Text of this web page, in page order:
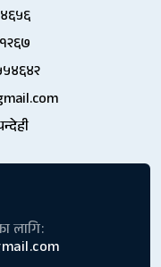
४६५६
१२६७
लागि: